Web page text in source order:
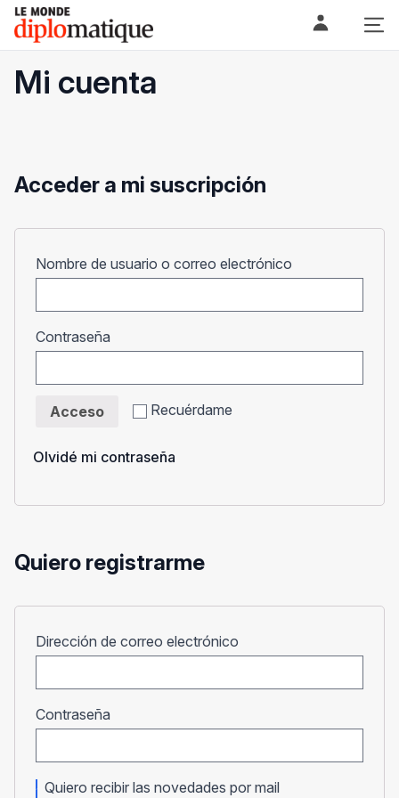
Skip
content
Le monde diplomatique
Mi cuenta
Acceder a mi suscripción
Nombre de usuario o correo electrónico
Contraseña
Recuérdame
Acceso
Olvidé mi contraseña
Quiero registrarme
Dirección de correo electrónico
Contraseña
Quiero recibir las novedades por mail